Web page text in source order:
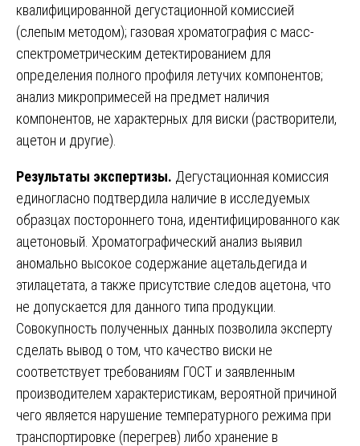
квалифицированной дегустационной комиссией
(слепым методом); газовая хроматография с масс-
спектрометрическим детектированием для
определения полного профиля летучих компонентов;
анализ микропримесей на предмет наличия
компонентов, не характерных для виски (растворители,
ацетон и другие).
Результаты экспертизы. Дегустационная комиссия
единогласно подтвердила наличие в исследуемых
образцах постороннего тона, идентифицированного как
ацетоновый. Хроматографический анализ выявил
аномально высокое содержание ацетальдегида и
этилацетата, а также присутствие следов ацетона, что
не допускается для данного типа продукции.
Совокупность полученных данных позволила эксперту
сделать вывод о том, что качество виски не
соответствует требованиям ГОСТ и заявленным
производителем характеристикам, вероятной причиной
чего является нарушение температурного режима при
транспортировке (перегрев) либо хранение в